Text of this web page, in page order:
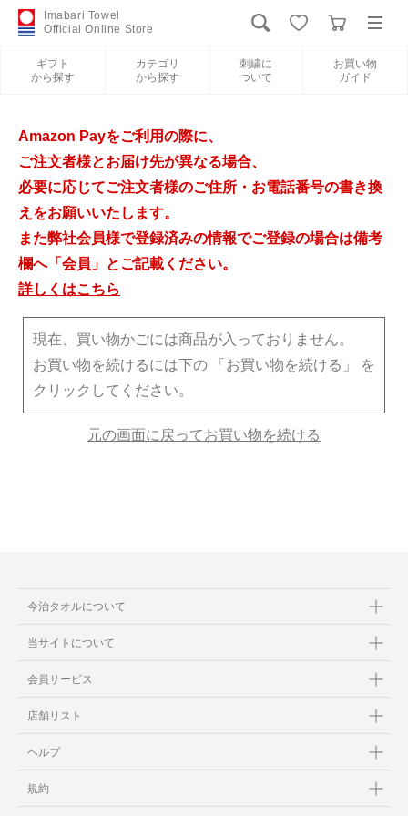
Imabari Towel
Official Online Store
ギフト
から探す
カテゴリ
から探す
刺繍に
ついて
お買い物
ガイド
新規会員登録
ギフトから探す
カテゴリから探す
刺繍について
お買い物ガイド
今治タオルについて
当サイトについて
大量購入・法人向けの購入の方は
Amazon Payをご利用の際に、
ご注文者様とお届け先が異なる場合、
必要に応じてご注文者様のご住所・お電話番号の書き換
えをお願いいたします。
また弊社会員様で登録済みの情報でご登録の場合は備考
欄へ「会員」とご記載ください。
詳しくはこちら
現在、買い物かごには商品が入っておりません。
お買い物を続けるには下の 「お買い物を続ける」 を
クリックしてください。
元の画面に戻ってお買い物を続ける
今治タオルについて
当サイトについて
会員サービス
店舗リスト
ヘルプ
規約